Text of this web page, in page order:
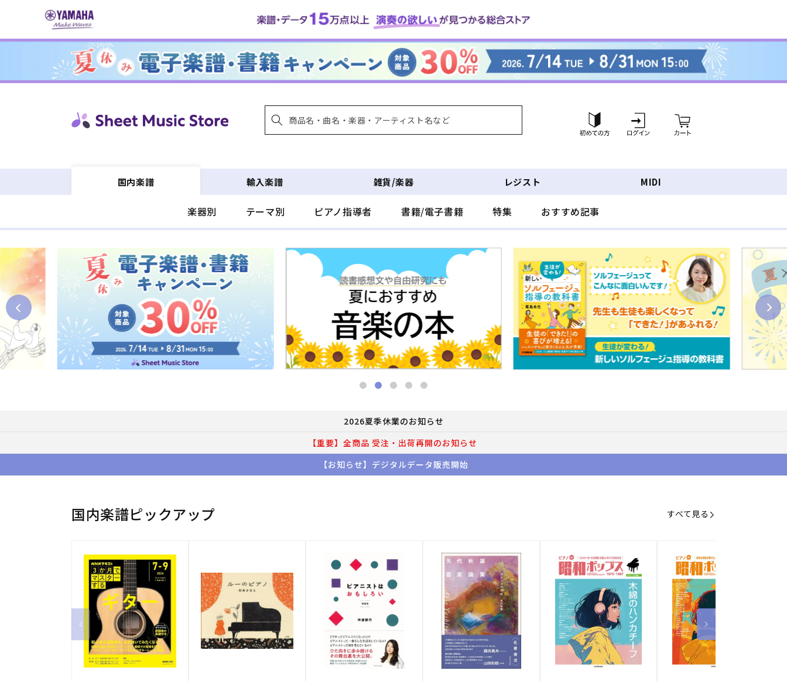
ンツに
グ
イ
ー
ト
国内楽譜
楽器別 テーマ別 ピアノ指導者 書籍/電子書籍 特集 おすすめ記事
輸入楽譜 雑貨/楽器 レジスト MIDI
2026夏季休業のお知らせ
【重要】全商品 受注・出荷再開のお知らせ
【お知らせ】デジタルデータ販売開始
国内楽譜ピックアップ すべて見る